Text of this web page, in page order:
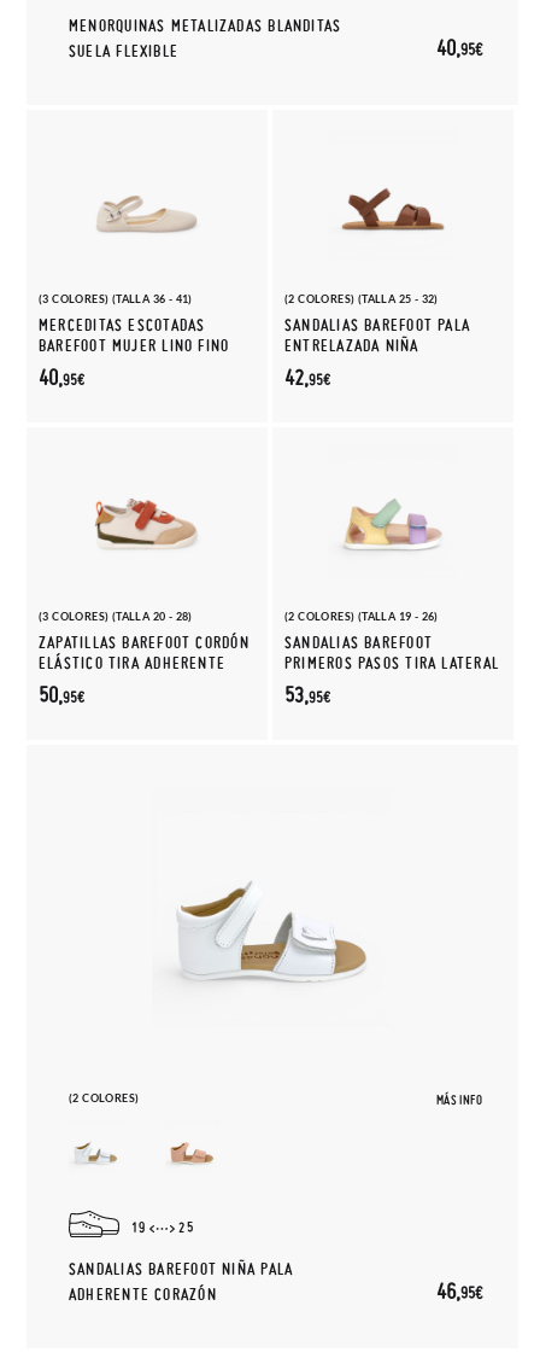
MENORQUINAS METALIZADAS BLANDITAS
SUELA FLEXIBLE
40,95€
(3 COLORES) (TALLA 36 - 41)
MERCEDITAS ESCOTADAS
BAREFOOT MUJER LINO FINO
40,95€
(2 COLORES) (TALLA 25 - 32)
SANDALIAS BAREFOOT PALA
ENTRELAZADA NIÑA
42,95€
(3 COLORES) (TALLA 20 - 28)
ZAPATILLAS BAREFOOT CORDÓN
ELÁSTICO TIRA ADHERENTE
50,95€
(2 COLORES) (TALLA 19 - 26)
SANDALIAS BAREFOOT
PRIMEROS PASOS TIRA LATERAL
53,95€
(2 COLORES) MÁS INFO
19 25
SANDALIAS BAREFOOT NIÑA PALA
ADHERENTE CORAZÓN
46,95€